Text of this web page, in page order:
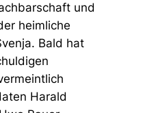
und
heimliche
Bald hat
Harald